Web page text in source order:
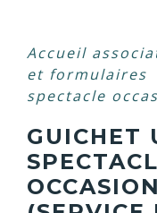
Accueil
et formulaires
spectacle
GUICHET